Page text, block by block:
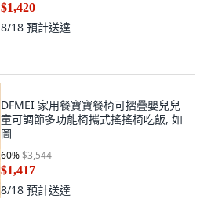
$1,420
8/18 預計送達
DFMEI 家用餐寶寶餐椅可摺疊嬰兒兒
童可調節多功能椅攜式搖搖椅吃飯, 如
圖
60%$3,544
$1,417
8/18 預計送達